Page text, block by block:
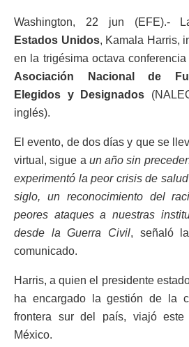
Washington, 22 jun (EFE).-
Estados Unidos, Kamala Harris,
en la trigésima octava
Asociación Nacional de
Elegidos y Designados
inglés).
El evento, de dos días y que se
virtual, sigue a un año sin
experimentó la peor crisis de
siglo, un reconocimiento del
peores ataques a nuestras
desde la Guerra Civil, señaló
comunicado.
Harris, a quien el presidente
ha encargado la gestión de la
frontera sur del país, viajó
México.